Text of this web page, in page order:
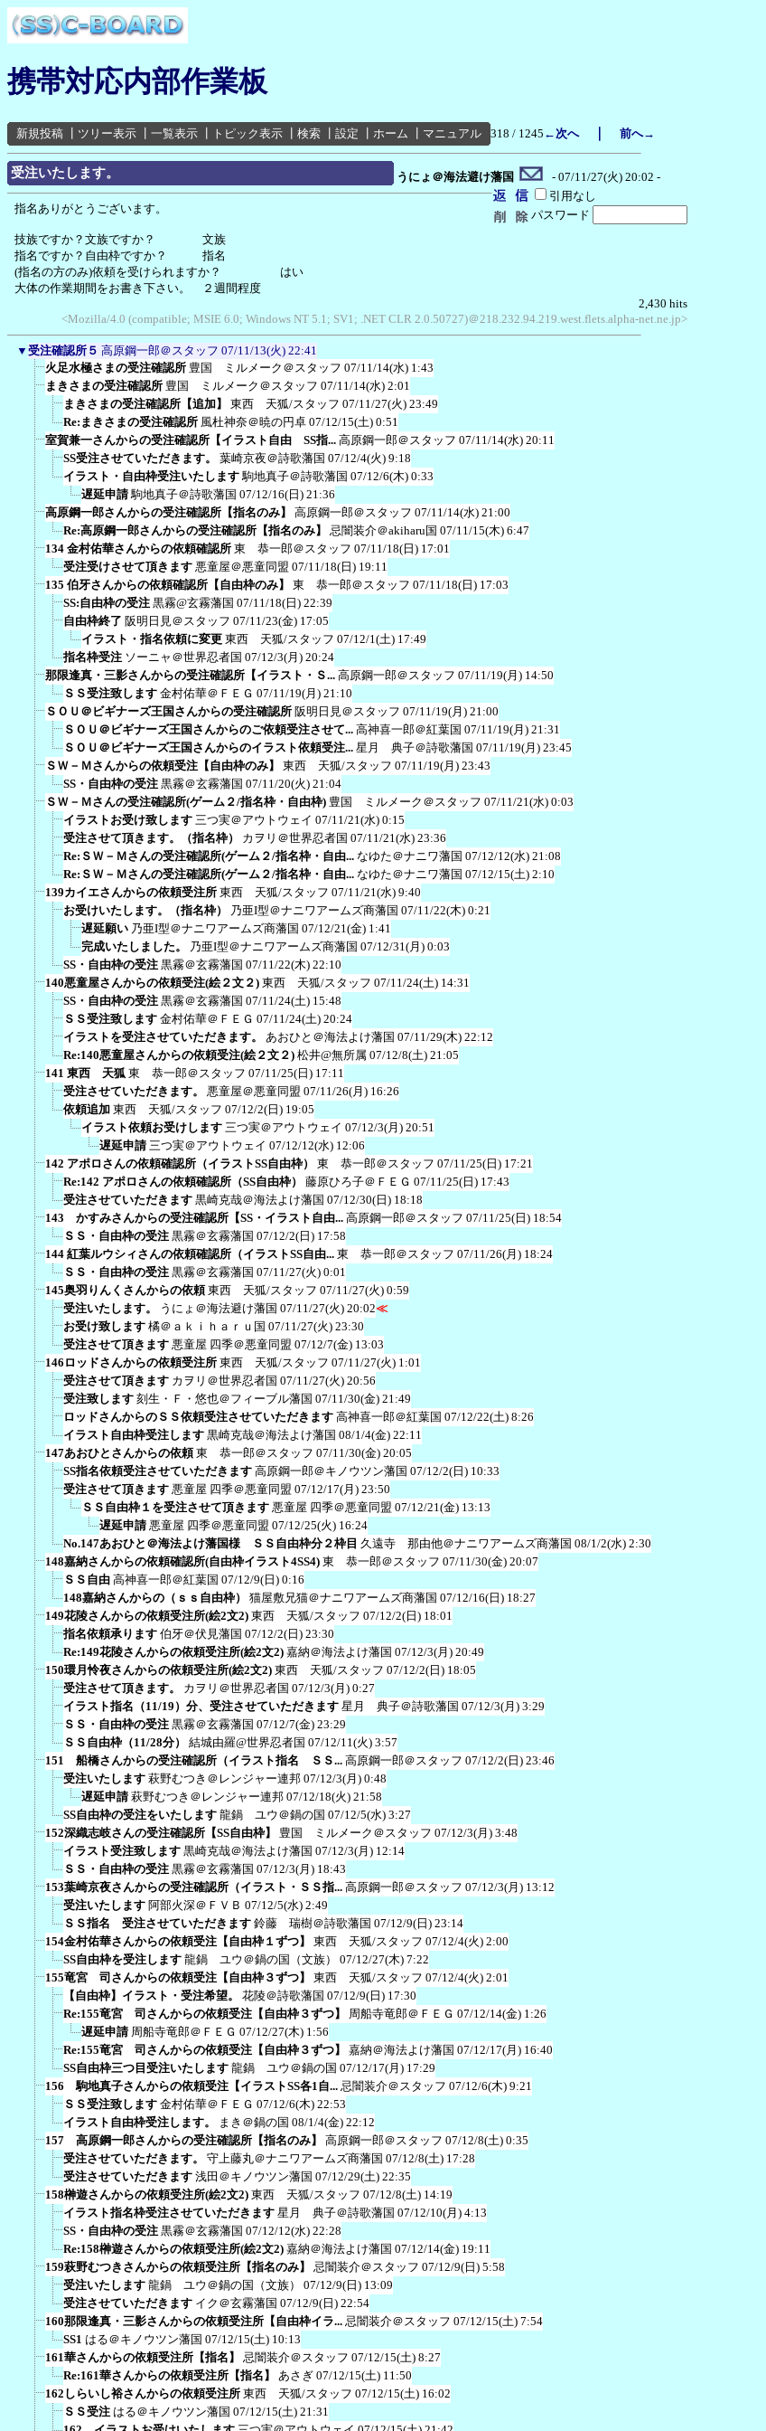
携帯対応内部作業板
新規投稿 ツリー表示 一覧表示 トピック表示 検索 設定 ホーム マニュアル 318 / 1245 ←次へ｜ 前へ→
受注いたします。 うにょ＠海法避け藩国
- 07/11/27(火) 20:02 -
引用なし
パスワード
指名ありがとうございます。
技族ですか？文族ですか？ 文族
指名ですか？自由枠ですか？ 指名
(指名の方のみ)依頼を受けられますか？ はい
大体の作業期間をお書き下さい。 ２週間程度
2,430 hits
<Mozilla/4.0 (compatible; MSIE 6.0; Windows NT 5.1; SV1; .NET CLR 2.0.50727)＠218.232.94.219.west.flets.alpha-net.ne.jp>
▼ 受注確認所５ 高原鋼一郎＠スタッフ 07/11/13(火) 22:41
火足水極さまの受注確認所 豊国 ミルメーク＠スタッフ 07/11/14(水) 1:43
まきさまの受注確認所 豊国 ミルメーク＠スタッフ 07/11/14(水) 2:01
まきさまの受注確認所【追加】
東西 天狐/スタッフ 07/11/27(火) 23:49
Re:まきさまの受注確認所 風杜神奈＠暁の円卓 07/12/15(土) 0:51
室賀兼一さんからの受注確認所【イラスト自由 SS指... 高原鋼一郎＠スタッフ 07/11/14(水) 20:11
SS受注させていただきます。
葉崎京夜＠詩歌藩国 07/12/4(火) 9:18
イラスト・自由枠受注いたします 駒地真子＠詩歌藩国 07/12/6(木) 0:33
遅延申請 駒地真子＠詩歌藩国 07/12/16(日) 21:36
高原鋼一郎さんからの受注確認所【指名のみ】
高原鋼一郎＠スタッフ 07/11/14(水) 21:00
Re:高原鋼一郎さんからの受注確認所【指名のみ】
忌闇装介＠akiharu国 07/11/15(木) 6:47
134 金村佑華さんからの依頼確認所 東 恭一郎＠スタッフ 07/11/18(日) 17:01
受注受けさせて頂きます 悪童屋＠悪童同盟 07/11/18(日) 19:11
135 伯牙さんからの依頼確認所【自由枠のみ】
東 恭一郎＠スタッフ 07/11/18(日) 17:03
SS:自由枠の受注 黒霧@玄霧藩国 07/11/18(日) 22:39
自由枠終了 阪明日見＠スタッフ 07/11/23(金) 17:05
イラスト・指名依頼に変更 東西 天狐/スタッフ 07/12/1(土) 17:49
指名枠受注 ソーニャ＠世界忍者国 07/12/3(月) 20:24
那限逢真・三影さんからの受注確認所【イラスト・Ｓ... 高原鋼一郎＠スタッフ 07/11/19(月) 14:50
ＳＳ受注致します 金村佑華＠ＦＥＧ 07/11/19(月) 21:10
ＳＯＵ＠ビギナーズ王国さんからの受注確認所 阪明日見＠スタッフ 07/11/19(月) 21:00
ＳＯＵ＠ビギナーズ王国さんからのご依頼受注させて... 高神喜一郎＠紅葉国 07/11/19(月) 21:31
ＳＯＵ＠ビギナーズ王国さんからのイラスト依頼受注... 星月 典子＠詩歌藩国 07/11/19(月) 23:45
ＳＷ－Ｍさんからの依頼受注【自由枠のみ】
東西 天狐/スタッフ 07/11/19(月) 23:43
SS・自由枠の受注 黒霧＠玄霧藩国 07/11/20(火) 21:04
ＳＷ－Ｍさんの受注確認所(ゲーム２/指名枠・自由枠) 豊国 ミルメーク＠スタッフ 07/11/21(水) 0:03
イラストお受け致します 三つ実＠アウトウェイ 07/11/21(水) 0:15
受注させて頂きます。（指名枠）
カヲリ＠世界忍者国 07/11/21(水) 23:36
Re:ＳＷ－Ｍさんの受注確認所(ゲーム２/指名枠・自由... なゆた＠ナニワ藩国 07/12/12(水) 21:08
Re:ＳＷ－Ｍさんの受注確認所(ゲーム２/指名枠・自由... なゆた＠ナニワ藩国 07/12/15(土) 2:10
139カイエさんからの依頼受注所 東西 天狐/スタッフ 07/11/21(水) 9:40
お受けいたします。（指名枠）
乃亜I型＠ナニワアームズ商藩国 07/11/22(木) 0:21
遅延願い 乃亜I型＠ナニワアームズ商藩国 07/12/21(金) 1:41
完成いたしました。
乃亜I型＠ナニワアームズ商藩国 07/12/31(月) 0:03
SS・自由枠の受注 黒霧＠玄霧藩国 07/11/22(木) 22:10
140悪童屋さんからの依頼受注(絵２文２) 東西 天狐/スタッフ 07/11/24(土) 14:31
SS・自由枠の受注 黒霧＠玄霧藩国 07/11/24(土) 15:48
ＳＳ受注致します 金村佑華＠ＦＥＧ 07/11/24(土) 20:24
イラストを受注させていただきます。
あおひと＠海法よけ藩国 07/11/29(木) 22:12
Re:140悪童屋さんからの依頼受注(絵２文２) 松井@無所属 07/12/8(土) 21:05
141 東西 天狐 東 恭一郎＠スタッフ 07/11/25(日) 17:11
受注させていただきます。
悪童屋＠悪童同盟 07/11/26(月) 16:26
依頼追加 東西 天狐/スタッフ 07/12/2(日) 19:05
イラスト依頼お受けします 三つ実＠アウトウェイ 07/12/3(月) 20:51
遅延申請 三つ実＠アウトウェイ 07/12/12(水) 12:06
142 アポロさんの依頼確認所（イラストSS自由枠）
東 恭一郎＠スタッフ 07/11/25(日) 17:21
Re:142 アポロさんの依頼確認所（SS自由枠）
藤原ひろ子＠ＦＥＧ 07/11/25(日) 17:43
受注させていただきます 黒崎克哉＠海法よけ藩国 07/12/30(日) 18:18
143 かすみさんからの受注確認所【SS・イラスト自由... 高原鋼一郎＠スタッフ 07/11/25(日) 18:54
ＳＳ・自由枠の受注 黒霧＠玄霧藩国 07/12/2(日) 17:58
144 紅葉ルウシィさんの依頼確認所（イラストSS自由... 東 恭一郎＠スタッフ 07/11/26(月) 18:24
ＳＳ・自由枠の受注 黒霧＠玄霧藩国 07/11/27(火) 0:01
145奥羽りんくさんからの依頼 東西 天狐/スタッフ 07/11/27(火) 0:59
受注いたします。
うにょ＠海法避け藩国 07/11/27(火) 20:02≪
お受け致します 橘＠ａｋｉｈａｒｕ国 07/11/27(火) 23:30
受注させて頂きます 悪童屋 四季＠悪童同盟 07/12/7(金) 13:03
146ロッドさんからの依頼受注所 東西 天狐/スタッフ 07/11/27(火) 1:01
受注させて頂きます カヲリ＠世界忍者国 07/11/27(火) 20:56
受注致します 刻生・Ｆ・悠也＠フィーブル藩国 07/11/30(金) 21:49
ロッドさんからのＳＳ依頼受注させていただきます 高神喜一郎＠紅葉国 07/12/22(土) 8:26
イラスト自由枠受注します 黒崎克哉＠海法よけ藩国 08/1/4(金) 22:11
147あおひとさんからの依頼 東 恭一郎＠スタッフ 07/11/30(金) 20:05
SS指名依頼受注させていただきます 高原鋼一郎＠キノウツン藩国 07/12/2(日) 10:33
受注させて頂きます 悪童屋 四季＠悪童同盟 07/12/17(月) 23:50
ＳＳ自由枠１を受注させて頂きます 悪童屋 四季＠悪童同盟 07/12/21(金) 13:13
遅延申請 悪童屋 四季＠悪童同盟 07/12/25(火) 16:24
No.147あおひと＠海法よけ藩国様 ＳＳ自由枠分２枠目 久遠寺 那由他＠ナニワアームズ商藩国 08/1/2(水) 2:30
148嘉納さんからの依頼確認所(自由枠イラスト4SS4) 東 恭一郎＠スタッフ 07/11/30(金) 20:07
ＳＳ自由 高神喜一郎＠紅葉国 07/12/9(日) 0:16
148嘉納さんからの（ｓｓ自由枠）
猫屋敷兄猫＠ナニワアームズ商藩国 07/12/16(日) 18:27
149花陵さんからの依頼受注所(絵2文2) 東西 天狐/スタッフ 07/12/2(日) 18:01
指名依頼承ります 伯牙＠伏見藩国 07/12/2(日) 23:30
Re:149花陵さんからの依頼受注所(絵2文2) 嘉納＠海法よけ藩国 07/12/3(月) 20:49
150環月怜夜さんからの依頼受注所(絵2文2) 東西 天狐/スタッフ 07/12/2(日) 18:05
受注させて頂きます。
カヲリ＠世界忍者国 07/12/3(月) 0:27
イラスト指名（11/19）分、受注させていただきます 星月 典子＠詩歌藩国 07/12/3(月) 3:29
ＳＳ・自由枠の受注 黒霧＠玄霧藩国 07/12/7(金) 23:29
ＳＳ自由枠（11/28分）
結城由羅@世界忍者国 07/12/11(火) 3:57
151 船橋さんからの受注確認所（イラスト指名 ＳＳ... 高原鋼一郎＠スタッフ 07/12/2(日) 23:46
受注いたします 萩野むつき＠レンジャー連邦 07/12/3(月) 0:48
遅延申請 萩野むつき＠レンジャー連邦 07/12/18(火) 21:58
SS自由枠の受注をいたします 龍鍋 ユウ＠鍋の国 07/12/5(水) 3:27
152深織志岐さんの受注確認所【SS自由枠】
豊国 ミルメーク＠スタッフ 07/12/3(月) 3:48
イラスト受注致します 黒崎克哉＠海法よけ藩国 07/12/3(月) 12:14
ＳＳ・自由枠の受注 黒霧＠玄霧藩国 07/12/3(月) 18:43
153葉崎京夜さんからの受注確認所（イラスト・ＳＳ指... 高原鋼一郎＠スタッフ 07/12/3(月) 13:12
受注いたします 阿部火深＠ＦＶＢ 07/12/5(水) 2:49
ＳＳ指名 受注させていただきます 鈴藤 瑞樹＠詩歌藩国 07/12/9(日) 23:14
154金村佑華さんからの依頼受注【自由枠１ずつ】
東西 天狐/スタッフ 07/12/4(火) 2:00
SS自由枠を受注します 龍鍋 ユウ＠鍋の国（文族）
07/12/27(木) 7:22
155竜宮 司さんからの依頼受注【自由枠３ずつ】
東西 天狐/スタッフ 07/12/4(火) 2:01
【自由枠】イラスト・受注希望。
花陵＠詩歌藩国 07/12/9(日) 17:30
Re:155竜宮 司さんからの依頼受注【自由枠３ずつ】
周船寺竜郎＠ＦＥＧ 07/12/14(金) 1:26
遅延申請 周船寺竜郎＠ＦＥＧ 07/12/27(木) 1:56
Re:155竜宮 司さんからの依頼受注【自由枠３ずつ】
嘉納＠海法よけ藩国 07/12/17(月) 16:40
SS自由枠三つ目受注いたします 龍鍋 ユウ＠鍋の国 07/12/17(月) 17:29
156 駒地真子さんからの依頼受注【イラストSS各1自... 忌闇装介＠スタッフ 07/12/6(木) 9:21
ＳＳ受注致します 金村佑華＠ＦＥＧ 07/12/6(木) 22:53
イラスト自由枠受注します。
まき＠鍋の国 08/1/4(金) 22:12
157 高原鋼一郎さんからの受注確認所【指名のみ】
高原鋼一郎＠スタッフ 07/12/8(土) 0:35
受注させていただきます。
守上藤丸＠ナニワアームズ商藩国 07/12/8(土) 17:28
受注させていただきます 浅田＠キノウツン藩国 07/12/29(土) 22:35
158榊遊さんからの依頼受注所(絵2文2) 東西 天狐/スタッフ 07/12/8(土) 14:19
イラスト指名枠受注させていただきます 星月 典子＠詩歌藩国 07/12/10(月) 4:13
SS・自由枠の受注 黒霧＠玄霧藩国 07/12/12(水) 22:28
Re:158榊遊さんからの依頼受注所(絵2文2) 嘉納＠海法よけ藩国 07/12/14(金) 19:11
159萩野むつきさんからの依頼受注所【指名のみ】
忌闇装介＠スタッフ 07/12/9(日) 5:58
受注いたします 龍鍋 ユウ＠鍋の国（文族）
07/12/9(日) 13:09
受注させていただきます イク＠玄霧藩国 07/12/9(日) 22:54
160那限逢真・三影さんからの依頼受注所【自由枠イラ... 忌闇装介＠スタッフ 07/12/15(土) 7:54
SS1 はる＠キノウツン藩国 07/12/15(土) 10:13
161華さんからの依頼受注所【指名】
忌闇装介＠スタッフ 07/12/15(土) 8:27
Re:161華さんからの依頼受注所【指名】
あさぎ 07/12/15(土) 11:50
162しらいし裕さんからの依頼受注所 東西 天狐/スタッフ 07/12/15(土) 16:02
ＳＳ受注 はる＠キノウツン藩国 07/12/15(土) 21:31